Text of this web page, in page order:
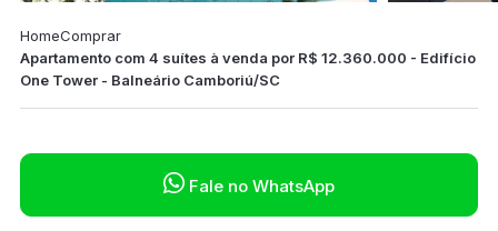
HomeComprar
Apartamento com 4 suítes à venda por R$ 12.360.000 - Edifício
One Tower - Balneário Camboriú/SC
 Fale no WhatsApp